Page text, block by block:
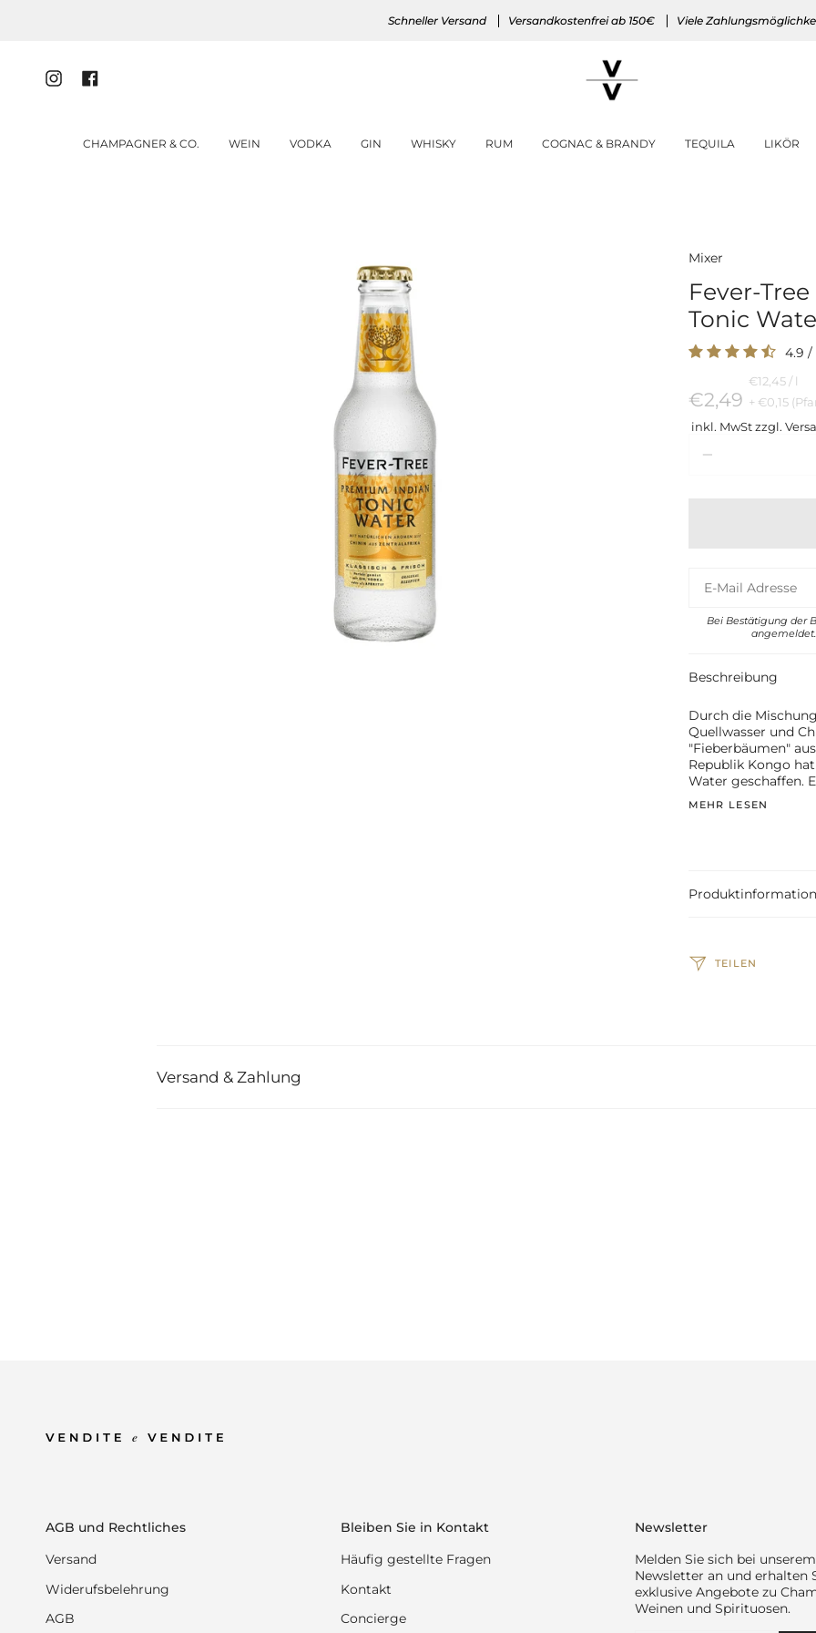
Schneller Versand Versandkostenfrei ab 150€ Viele
InstagramFacebook
CHAMPAGNER & CO. WEIN VODKA GIN WHISKY RUM COGNAC & BRANDY TEQUILA LIKÖR
Mixer
Fever-
Tonic
4.9 /
€2,49
Preis
Einheit
€12,45 /per
l
+ €0,15
inkl. MwSt zzgl.
Bei Bestätigung der
Beschreibung
Durch die
Quellwasser und
"Fieberbäumen"
Republik Kongo
Water geschaffen.
MEHR LESEN
TEILEN
Versand & Zahlung
AGB und Rechtliches
Versand
Widerufsbelehrung
AGB
Bleiben Sie in Kontakt
Häufig gestellte Fragen
Kontakt
Concierge
Newsletter
Melden Sie sich bei unserem
Newsletter an und erhalten
exklusive Angebote zu
Weinen und Spirituosen.